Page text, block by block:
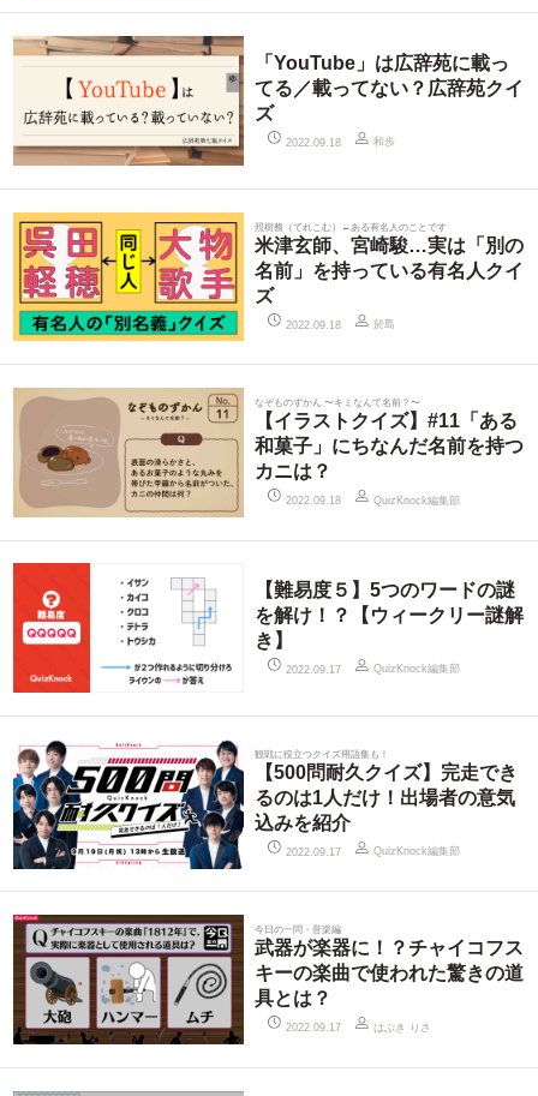
「YouTube」は広辞苑に載っ
てる／載ってない？広辞苑クイ
ズ
2022.09.18 和歩
照樹務（てれこむ）←ある有名人のことです
米津玄師、宮崎駿…実は「別の
名前」を持っている有名人クイ
ズ
2022.09.18 於島
なぞものずかん 〜キミなんて名前？〜
【イラストクイズ】#11「ある
和菓子」にちなんだ名前を持つ
カニは？
2022.09.18 QuizKnock編集部
【難易度５】5つのワードの謎
を解け！？【ウィークリー謎解
き】
2022.09.17 QuizKnock編集部
観戦に役立つクイズ用語集も！
【500問耐久クイズ】完走でき
るのは1人だけ！出場者の意気
込みを紹介
2022.09.17 QuizKnock編集部
今日の一問・音楽編
武器が楽器に！？チャイコフス
キーの楽曲で使われた驚きの道
具とは？
2022.09.17 はぶき りさ